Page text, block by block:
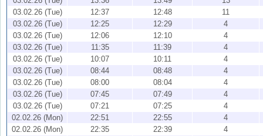
03.02.26 (Tue)
12:37 12:48
11
03.02.26 (Tue)
12:25 12:29
4
03.02.26 (Tue)
12:06 12:10
4
03.02.26 (Tue)
11:35 11:39
4
03.02.26 (Tue)
10:07 10:11
4
03.02.26 (Tue)
08:44 08:48
4
03.02.26 (Tue)
08:00 08:04
4
03.02.26 (Tue)
07:45 07:49
4
03.02.26 (Tue)
07:21 07:25
4
02.02.26 (Mon)
22:51 22:55
4
02.02.26 (Mon)
22:35 22:39
4